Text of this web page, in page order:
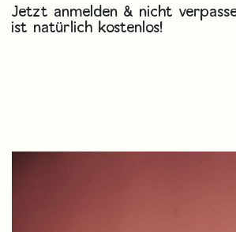
Jetzt anmelden & nicht
ist natürlich kostenlos!